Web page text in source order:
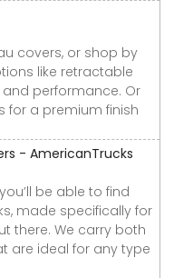
covers, or shop by
like retractable
performance. Or
for a premium finish
- AmericanTrucks
be able to find
made specifically for
there. We carry both
are ideal for any type